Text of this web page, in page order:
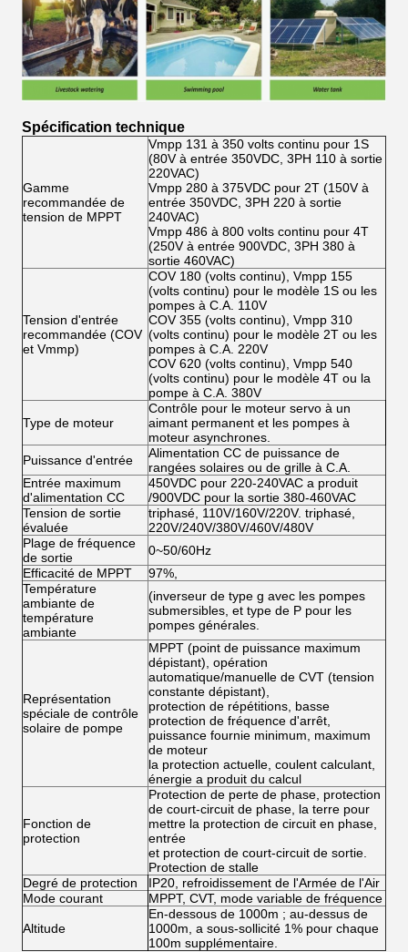
Spécification technique
Gamme
recommandée de
tension de MPPT
Vmpp 131 à 350 volts continu pour 1S
(80V à entrée 350VDC, 3PH 110 à sortie
220VAC)
Vmpp 280 à 375VDC pour 2T (150V à
entrée 350VDC, 3PH 220 à sortie
240VAC)
Vmpp 486 à 800 volts continu pour 4T
(250V à entrée 900VDC, 3PH 380 à
sortie 460VAC)
Tension d'entrée
recommandée (COV
et Vmmp)
COV 180 (volts continu), Vmpp 155
(volts continu) pour le modèle 1S ou les
pompes à C.A. 110V
COV 355 (volts continu), Vmpp 310
(volts continu) pour le modèle 2T ou les
pompes à C.A. 220V
COV 620 (volts continu), Vmpp 540
(volts continu) pour le modèle 4T ou la
pompe à C.A. 380V
Type de moteur
Contrôle pour le moteur servo à un
aimant permanent et les pompes à
moteur asynchrones.
Puissance d'entrée
Alimentation CC de puissance de
rangées solaires ou de grille à C.A.
Entrée maximum
d'alimentation CC
450VDC pour 220-240VAC a produit
/900VDC pour la sortie 380-460VAC
Tension de sortie
évaluée
triphasé, 110V/160V/220V. triphasé,
220V/240V/380V/460V/480V
Plage de fréquence
de sortie
0~50/60Hz
Efficacité de MPPT
97%,
Température
ambiante de
température
ambiante
(inverseur de type g avec les pompes
submersibles, et type de P pour les
pompes générales.
Représentation
spéciale de contrôle
solaire de pompe
MPPT (point de puissance maximum
dépistant), opération
automatique/manuelle de CVT (tension
constante dépistant),
protection de répétitions, basse
protection de fréquence d'arrêt,
puissance fournie minimum, maximum
de moteur
la protection actuelle, coulent calculant,
énergie a produit du calcul
Fonction de
protection
Protection de perte de phase, protection
de court-circuit de phase, la terre pour
mettre la protection de circuit en phase,
entrée
et protection de court-circuit de sortie.
Protection de stalle
Degré de protection
IP20, refroidissement de l'Armée de l'Air
Mode courant
MPPT, CVT, mode variable de fréquence
Altitude
En-dessous de 1000m ; au-dessus de
1000m, a sous-sollicité 1% pour chaque
100m supplémentaire.